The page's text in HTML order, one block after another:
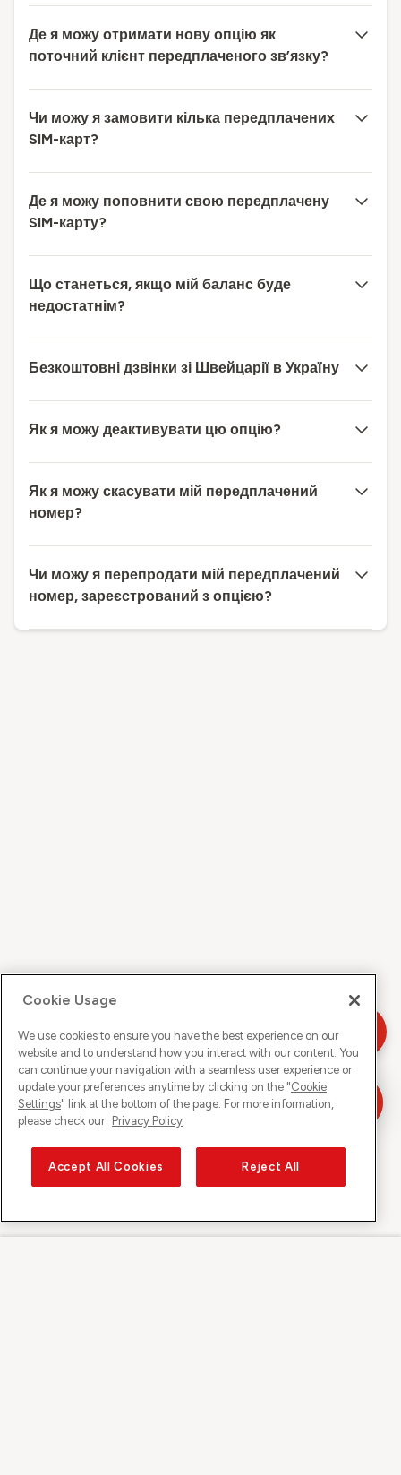
Де я можу отримати нову опцію як
поточний клієнт передплаченого зв’язку?
Чи можу я замовити кілька передплачених
SIM-карт?
Де я можу поповнити свою передплачену
SIM-карту?
Що станеться, якщо мій баланс буде
недостатнім?
Безкоштовні дзвінки зі Швейцарії в Україну
Як я можу деактивувати цю опцію?
Як я можу скасувати мій передплачений
номер?
Чи можу я перепродати мій передплачений
номер, зареєстрований з опцією?
Cookie Usage
We use cookies to ensure you have the best experience on our
website and to understand how you interact with our content. You
can continue your navigation with a seamless user experience or
update your preferences anytime by clicking on the "Cookie
Settings" link at the bottom of the page. For more information,
please check our Privacy Policy
Accept All Cookies Reject All